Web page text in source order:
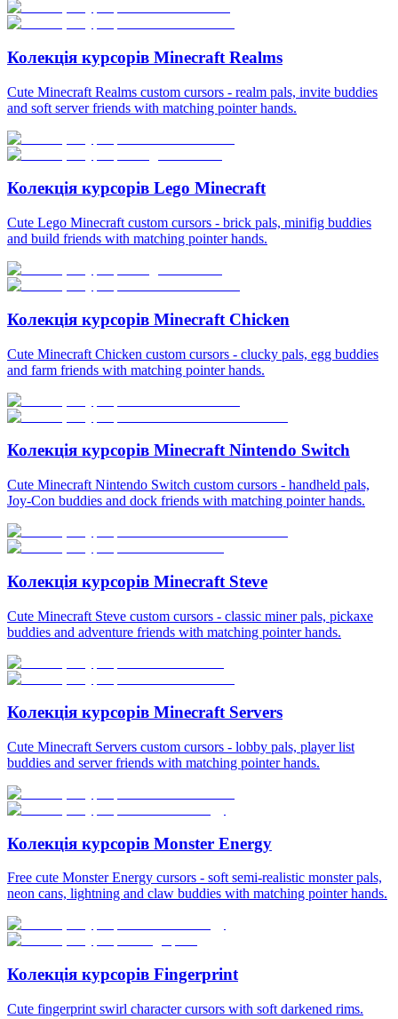
Колекція курсорів Minecraft Realms
Cute Minecraft Realms custom cursors - realm pals, invite buddies
and soft server friends with matching pointer hands.
Колекція курсорів Lego Minecraft
Cute Lego Minecraft custom cursors - brick pals, minifig buddies
and build friends with matching pointer hands.
Колекція курсорів Minecraft Chicken
Cute Minecraft Chicken custom cursors - clucky pals, egg buddies
and farm friends with matching pointer hands.
Колекція курсорів Minecraft Nintendo Switch
Cute Minecraft Nintendo Switch custom cursors - handheld pals,
Joy-Con buddies and dock friends with matching pointer hands.
Колекція курсорів Minecraft Steve
Cute Minecraft Steve custom cursors - classic miner pals, pickaxe
buddies and adventure friends with matching pointer hands.
Колекція курсорів Minecraft Servers
Cute Minecraft Servers custom cursors - lobby pals, player list
buddies and server friends with matching pointer hands.
Колекція курсорів Monster Energy
Free cute Monster Energy cursors - soft semi-realistic monster pals,
neon cans, lightning and claw buddies with matching pointer hands.
Колекція курсорів Fingerprint
Cute fingerprint swirl character cursors with soft darkened rims.